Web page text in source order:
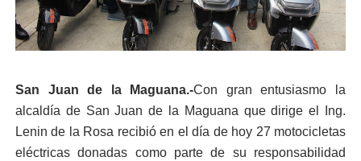
San Juan de la Maguana.-Con gran entusiasmo la
alcaldía de San Juan de la Maguana que dirige el Ing.
Lenin de la Rosa recibió en el día de hoy 27 motocicletas
eléctricas donadas como parte de su responsabilidad